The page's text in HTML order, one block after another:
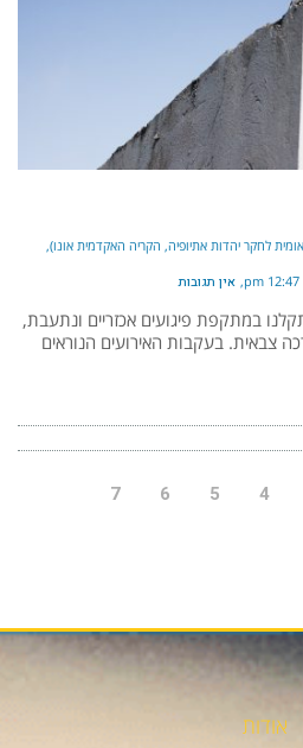
לחקר יהדות אתיופיה, הקריה האקדמית אונו)
12:47 pm אין תגובות
במתקפת פיגועים אכזריים ונתעבת,
צבאית. בעקבות האירועים הנוראים
4
5
6
7
אודות